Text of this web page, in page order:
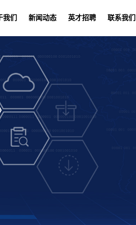
我们 新闻动态 英才招聘 联系我们